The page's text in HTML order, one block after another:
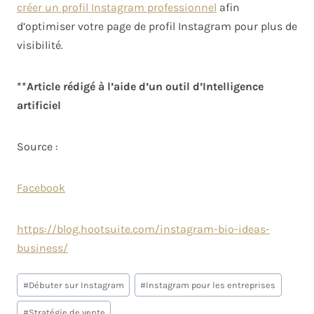
créer un profil Instagram professionnel afin
d’optimiser votre page de profil Instagram pour plus de
visibilité.
**Article rédigé à l’aide d’un outil d’Intelligence
artificiel
Source :
Facebook
https://blog.hootsuite.com/instagram-bio-ideas-
business/
#Débuter sur Instagram #Instagram pour les entreprises